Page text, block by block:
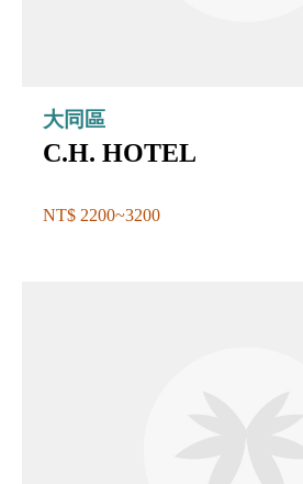
大同區
C.H. HOTEL
NT$ 2200~3200